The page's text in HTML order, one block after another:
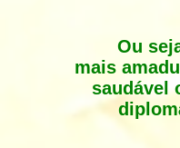
Ou
mais
saudável